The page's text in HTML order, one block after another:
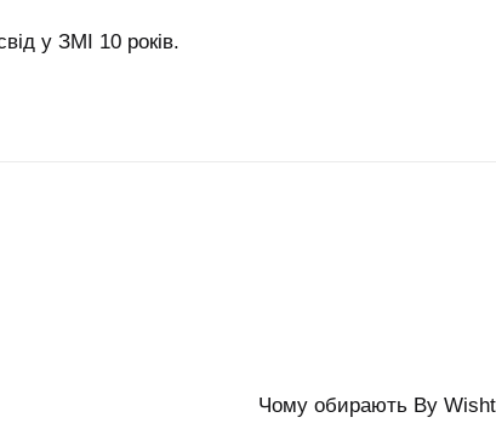
у ЗМІ 10 років.
Чому обирають By